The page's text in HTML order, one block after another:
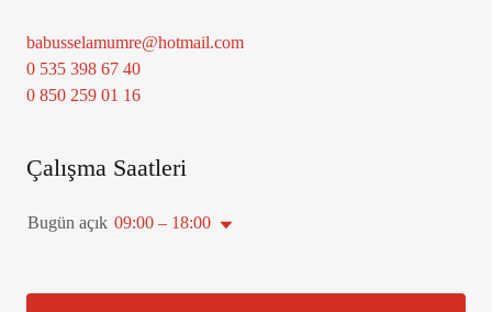
babusselamumre@hotmail.com
0 535 398 67 40
0 850 259 01 16
Çalışma Saatleri
Bugün açık 09:00 – 18:00